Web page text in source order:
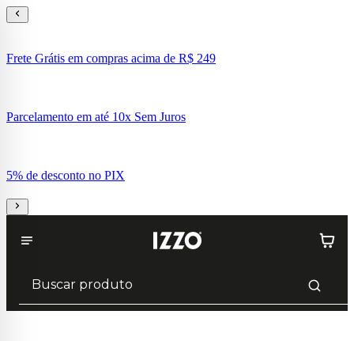
Frete Grátis em compras acima de R$ 249
Parcelamento em até 10x Sem Juros
5% de desconto no PIX